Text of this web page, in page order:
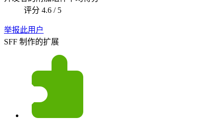
评分 4.6 / 5
举报此用户
SFF 制作的扩展